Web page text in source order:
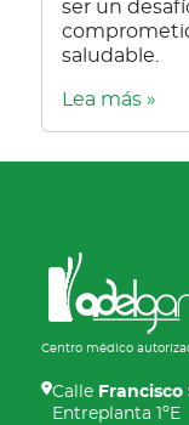
ser un
saludable.
Lea más »
Centro médico
Calle Francisco
Entreplanta 1ºE